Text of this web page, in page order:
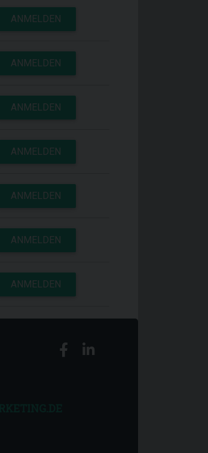
ANMELDEN
ANMELDEN
ANMELDEN
ANMELDEN
ANMELDEN
ANMELDEN
ANMELDEN